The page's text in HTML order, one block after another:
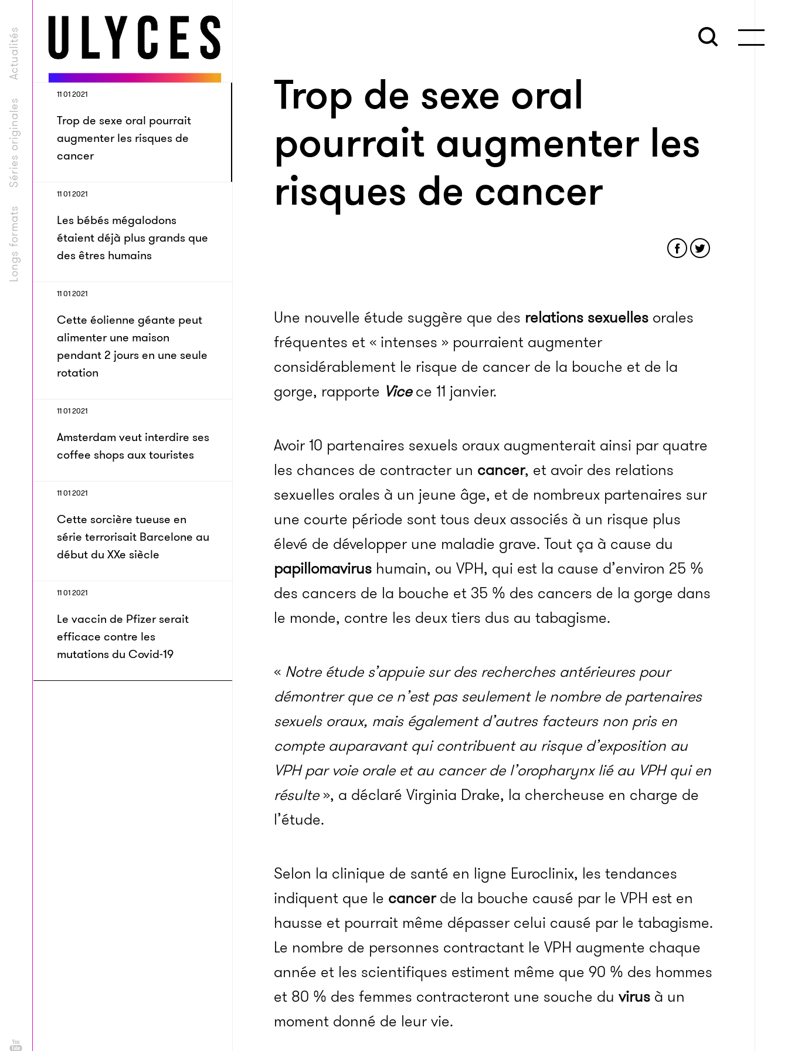
Longs formats
Séries originales
Actualités
11 01 2021
Trop de sexe oral pourrait
augmenter les risques de
cancer
11 01 2021
Les bébés mégalodons
étaient déjà plus grands que
des êtres humains
11 01 2021
Cette éolienne géante peut
alimenter une maison
pendant 2 jours en une seule
rotation
11 01 2021
Amsterdam veut interdire ses
coffee shops aux touristes
11 01 2021
Cette sorcière tueuse en
série terrorisait Barcelone au
début du XXe siècle
11 01 2021
Le vaccin de Pfizer serait
efficace contre les
mutations du Covid-19
Trop de sexe oral
pourrait augmenter les
risques de cancer
Une nouvelle étude suggère que des relations sexuelles orales
fréquentes et « intenses » pourraient augmenter
considérablement le risque de cancer de la bouche et de la
gorge, rapporte Vicece 11 janvier.
Avoir 10 partenaires sexuels oraux augmenterait ainsi par quatre
les chances de contracter un cancer, et avoir des relations
sexuelles orales à un jeune âge, et de nombreux partenaires sur
une courte période sont tous deux associés à un risque plus
élevé de développer une maladie grave. Tout ça à cause du
papillomavirus humain, ou VPH, qui est la cause d’environ 25 %
des cancers de la bouche et 35 % des cancers de la gorge dans
le monde, contre les deux tiers dus au tabagisme.
« Notre étude s’appuie sur des recherches antérieures pour
démontrer que ce n’est pas seulement le nombre de partenaires
sexuels oraux, mais également d’autres facteurs non pris en
compte auparavant qui contribuent au risque d’exposition au
VPH par voie orale et au cancer de l’oropharynx lié au VPH qui en
résulte», a déclaré Virginia Drake, la chercheuse en charge de
l’étude.
Selon la clinique de santé en ligne Euroclinix, les tendances
indiquent que le cancerde la bouche causé par le VPH est en
hausse et pourrait même dépasser celui causé par le tabagisme.
Le nombre de personnes contractant le VPH augmente chaque
année et les scientifiques estiment même que 90 % des hommes
et 80 % des femmes contracteront une souche du virus à un
moment donné de leur vie.